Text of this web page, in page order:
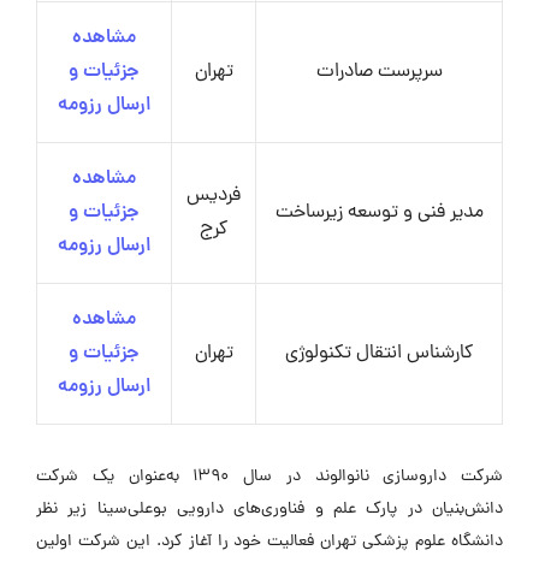
سرپرست صادرات تهران
مشاهده
جزئیات و
ارسال رزومه
مدیر فنی و توسعه زیرساخت
فردیس
کرج
مشاهده
جزئیات و
ارسال رزومه
کارشناس انتقال تکنولوژی تهران
مشاهده
جزئیات و
ارسال رزومه
شرکت داروسازی نانوالوند در سال 1390 به‌عنوان یک شرکت
دانش‌بنیان در پارک علم و فناوری‌های دارویی بوعلی‌سینا زیر نظر
دانشگاه علوم پزشکی تهران فعالیت خود را آغاز کرد. این شرکت اولین